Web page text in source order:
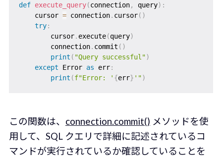
def execute_query(connection, query) :
    cursor
= connection. cursor( )
try:
        cursor
. execute(query)
        connection
. commit ( )
print ( "Query successful")
except Error as err:
print (f"Error: ' {err} '")
この関数は、 connection.commit() メソッドを使
用して、SQL クエリで詳細に記述されているコ
マンドが実行されているか確認していることを